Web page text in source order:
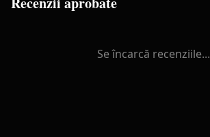
Se încarcă recenziile...